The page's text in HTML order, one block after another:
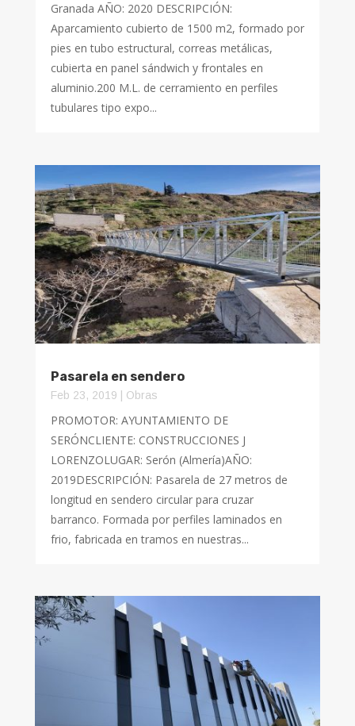
Granada AÑO: 2020 DESCRIPCIÓN:
Aparcamiento cubierto de 1500 m2, formado por
pies en tubo estructural, correas metálicas,
cubierta en panel sándwich y frontales en
aluminio.200 M.L. de cerramiento en perfiles
tubulares tipo expo...
Pasarela en sendero
Feb 23, 2019 Obras
PROMOTOR: AYUNTAMIENTO DE
SERÓNCLIENTE: CONSTRUCCIONES J
LORENZOLUGAR: Serón (Almería)AÑO:
2019DESCRIPCIÓN: Pasarela de 27 metros de
longitud en sendero circular para cruzar
barranco. Formada por perfiles laminados en
frio, fabricada en tramos en nuestras...